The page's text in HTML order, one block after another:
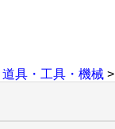
道具・工具・機械 >